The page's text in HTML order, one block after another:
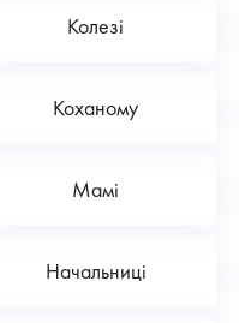
Колезі
Коханому
Мамі
Начальниці